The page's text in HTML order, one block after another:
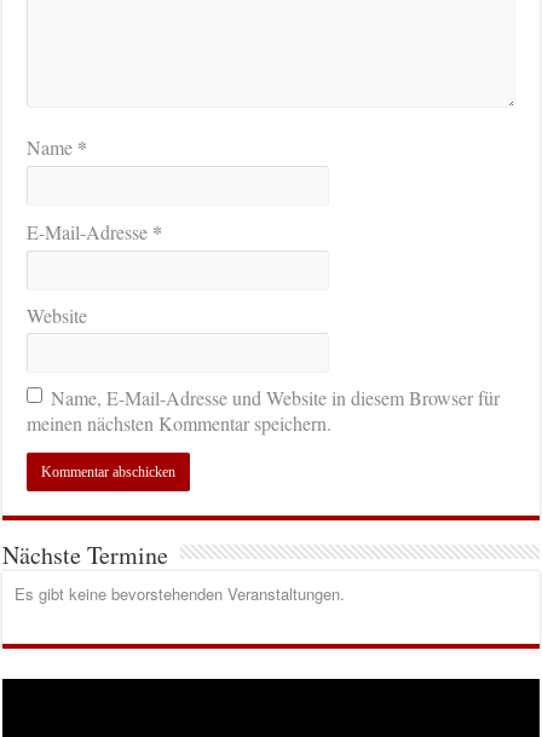
Name *
E-Mail-Adresse *
Website
Name, E-Mail-Adresse und Website in diesem Browser für
meinen nächsten Kommentar speichern.
Nächste Termine
Es gibt keine bevorstehenden Veranstaltungen.